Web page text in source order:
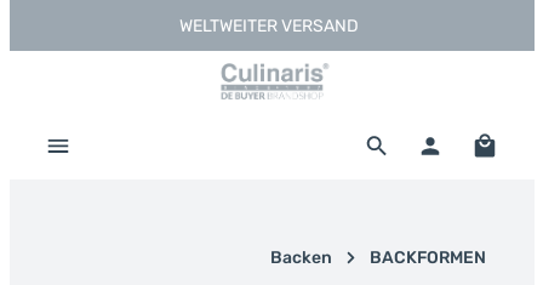
Zum Hauptinhalt springenWELTWEITER VERSAND
Backen BACKFORMEN